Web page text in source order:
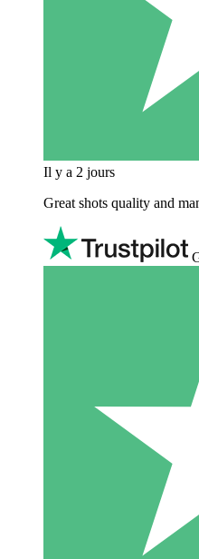
Il y a 2 jours
Great shots quality and